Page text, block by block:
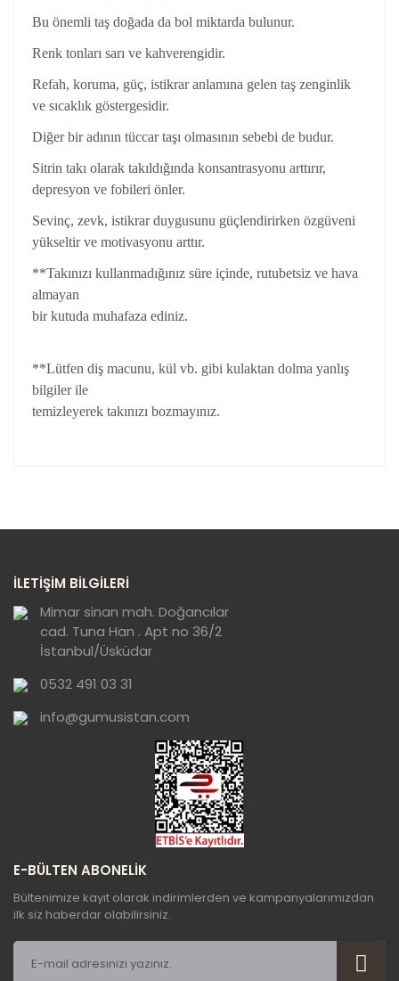
Bu önemli taş doğada da bol miktarda bulunur.
Renk tonları sarı ve kahverengidir.
Refah, koruma, güç, istikrar anlamına gelen taş zenginlik
ve sıcaklık göstergesidir.
Diğer bir adının tüccar taşı olmasının sebebi de budur.
Sitrin takı olarak takıldığında konsantrasyonu arttırır,
depresyon ve fobileri önler.
Sevinç, zevk, istikrar duygusunu güçlendirirken özgüveni
yükseltir ve motivasyonu arttır.
**Takınızı kullanmadığınız süre içinde, rutubetsiz ve hava
almayan
bir kutuda muhafaza ediniz.
**Lütfen diş macunu, kül vb. gibi kulaktan dolma yanlış
bilgiler ile
temizleyerek takınızı bozmayınız.
görüntülenemiyor.
Ürün açıklamasında eksik bilgiler bulunuyor.
Ürün bilgilerinde hatalar bulunuyor.
Ürün fiyatı diğer sitelerden daha pahalı.
Bu ürüne benzer farklı alternatifler olmalı.
Gönder
İLETİŞİM BİLGİLERİ
Mimar sinan mah. Doğancılar
cad. Tuna Han . Apt no 36/2
İstanbul/Üsküdar
0532 491 03 31
info@gumusistan.com
E-BÜLTEN ABONELİK
Bültenimize kayıt olarak indirimlerden ve kampanyalarımızdan
ilk siz haberdar olabilirsiniz.